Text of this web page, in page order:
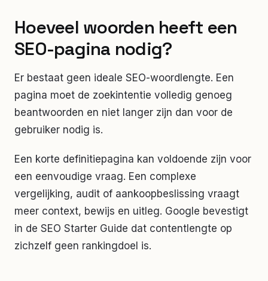
Hoeveel woorden heeft een
SEO-pagina nodig?
Er bestaat geen ideale SEO-woordlengte. Een
pagina moet de zoekintentie volledig genoeg
beantwoorden en niet langer zijn dan voor de
gebruiker nodig is.
Een korte definitiepagina kan voldoende zijn voor
een eenvoudige vraag. Een complexe
vergelijking, audit of aankoopbeslissing vraagt
meer context, bewijs en uitleg. Google bevestigt
in de SEO Starter Guide dat contentlengte op
zichzelf geen rankingdoel is.